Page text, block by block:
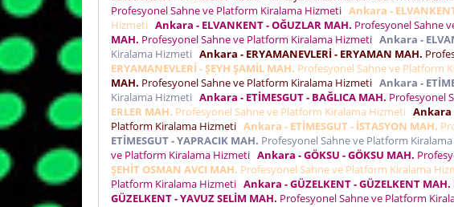
Profesyonel Sahne ve Platform Kiralama Hizmeti Ankara -
Hizmeti Ankara - ELVANKENT - OĞUZLAR MAH. Profesyonel Sahne
MAH. Profesyonel Sahne ve Platform Kiralama Hizmeti Ankara -
Kiralama Hizmeti Ankara - ERYAMANEVLERİ - ERYAMAN MAH.
ERYAMANEVLERİ - ŞEYH ŞAMİL MAH. Profesyonel Sahne ve Platform
MAH. Profesyonel Sahne ve Platform Kiralama Hizmeti Ankara -
Kiralama Hizmeti Ankara - ETİMESGUT - BAĞLICA MAH. Profesyonel
ERLER MAH. Profesyonel Sahne ve Platform Kiralama Hizmeti Ankara
Platform Kiralama Hizmeti Ankara - ETİMESGUT - İSTASYON MAH.
ETİMESGUT - YAPRACIK MAH. Profesyonel Sahne ve Platform
ve Platform Kiralama Hizmeti Ankara - GÖKSU - GÖKSU MAH.
ŞEHİT OSMAN AVCI MAH. Profesyonel Sahne ve Platform Kiralama
Platform Kiralama Hizmeti Ankara - GÜZELKENT - GÜZELKENT MAH.
GÜZELKENT - YAVUZ SELİM MAH. Profesyonel Sahne ve Platform